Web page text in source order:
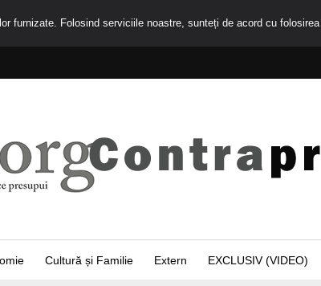
Cultură și Familie Extern EXCLUSIV (VIDEO)
furnizate. Folosind serviciile noastre, sunteți de acord cu